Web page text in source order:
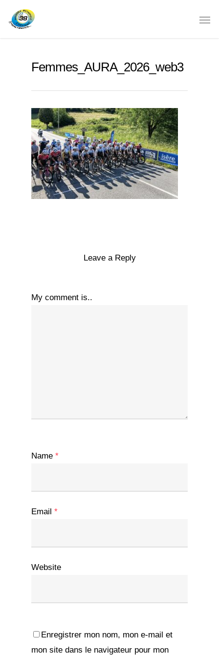
Femmes_AURA_2026_web3
Leave a Reply
My comment is..
Name *
Email *
Website
Enregistrer mon nom, mon e-mail et
mon site dans le navigateur pour mon